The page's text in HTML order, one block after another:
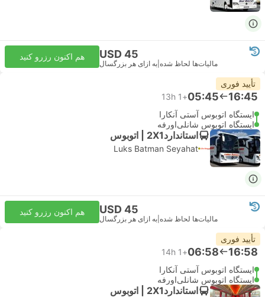
USD 45
مالیات‌ها لحاظ شده به ازای هر بزرگسال
هم اکنون رزرو کنید
تأیید فوری
16:45
05:45
+1
13h
ایستگاه اتوبوس آستی آنکارا
ایستگاه اتوبوس شانلی‌اورفه
استاندارد2X1 | اتوبوس
Luks Batman Seyahat
USD 45
مالیات‌ها لحاظ شده به ازای هر بزرگسال
هم اکنون رزرو کنید
تأیید فوری
16:58
06:58
+1
14h
ایستگاه اتوبوس آستی آنکارا
ایستگاه اتوبوس شانلی‌اورفه
استاندارد2X1 | اتوبوس